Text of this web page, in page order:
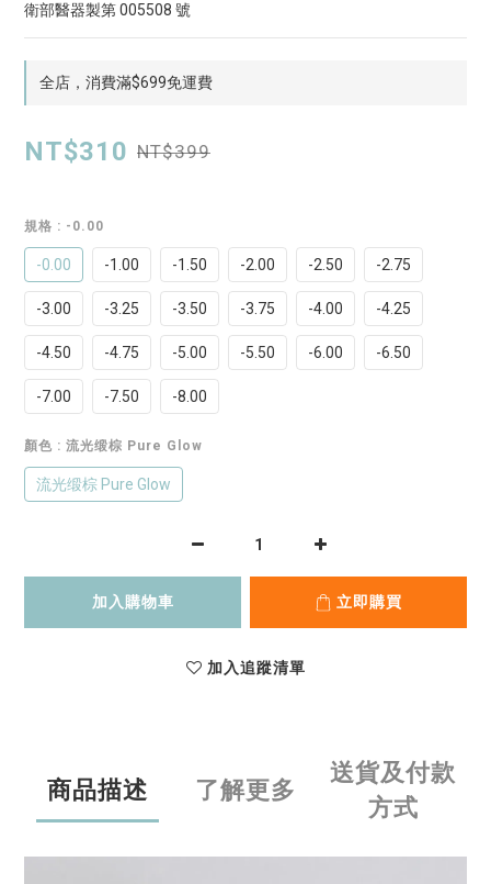
衛部醫器製第 005508 號
全店，消費滿$699免運費
NT$310 NT$399
規格 : -0.00
-0.00 -1.00 -1.50 -2.00 -2.50 -2.75
-3.00 -3.25 -3.50 -3.75 -4.00 -4.25
-4.50 -4.75 -5.00 -5.50 -6.00 -6.50
-7.00 -7.50 -8.00
顏色 : 流光缎棕 Pure Glow
流光缎棕 Pure Glow
加入購物車 立即購買
加入追蹤清單
商品描述 了解更多
送貨及付款
方式